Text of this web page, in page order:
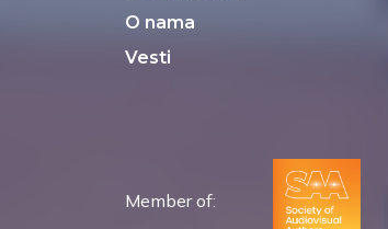
O nama
Vesti
Member of: